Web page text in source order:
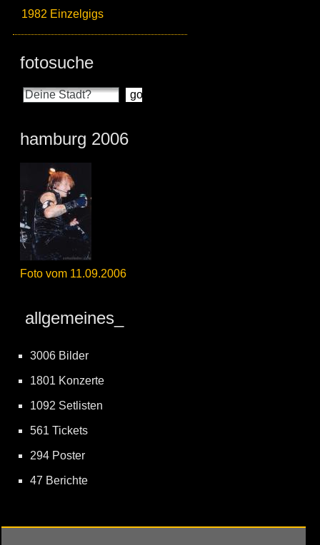
1982 Einzelgigs
fotosuche
hamburg 2006
Foto vom 11.09.2006
allgemeines_
3006 Bilder
1801 Konzerte
1092 Setlisten
561 Tickets
294 Poster
47 Berichte